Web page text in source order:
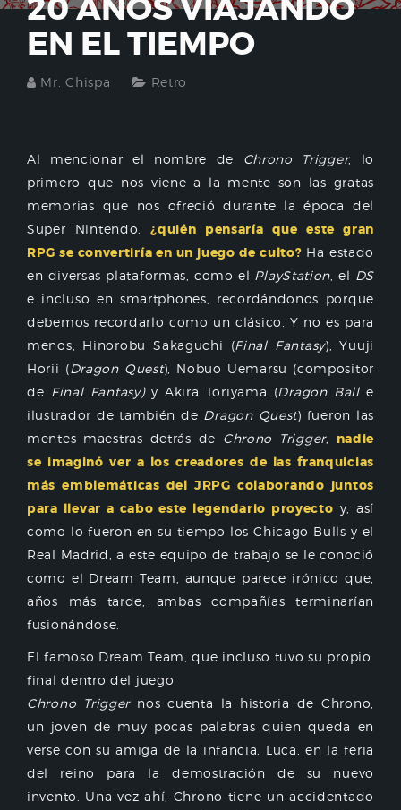
20 AÑOS VIAJANDO
EN EL TIEMPO
Mr. Chispa Retro
Al mencionar el nombre de Chrono Trigger, lo
primero que nos viene a la mente son las gratas
memorias que nos ofreció durante la época del
Super Nintendo,¿quién pensaría que este gran
RPG se convertiría en un juego de culto? Ha estado
en diversas plataformas, como el PlayStation , el DS
e incluso en smartphones, recordándonos porque
debemos recordarlo como un clásico. Y no es para
menos, Hinorobu Sakaguchi (Final Fantasy), Yuuji
Horii (Dragon Quest), Nobuo Uemarsu (compositor
de Final Fantasy)y Akira Toriyama (Dragon Balle
ilustrador de también de Dragon Quest) fueron las
mentes maestras detrás de Chrono Trigger; nadie
se imaginó ver a los creadores de las franquicias
más emblemáticas del JRPG colaborando juntos
para llevar a cabo este legendario proyecto y, así
como lo fueron en su tiempo los Chicago Bulls y el
Real Madrid, a este equipo de trabajo se le conoció
como el Dream Team, aunque parece irónico que,
años más tarde, ambas compañías terminarían
fusionándose.
El famoso Dream Team, que incluso tuvo su propio
final dentro del juego
Chrono Triggernos cuenta la historia de Chrono,
un joven de muy pocas palabras quien queda en
verse con su amiga de la infancia, Luca, en la feria
del reino para la demostración de su nuevo
invento. Una vez ahí, Chrono tiene un accidentado